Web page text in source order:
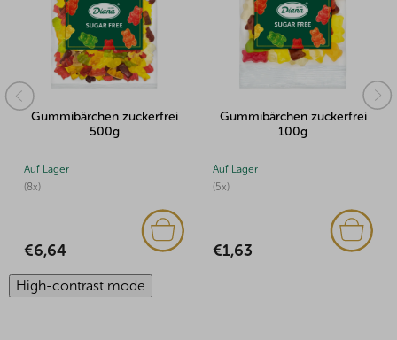
Gummibärchen zuckerfrei
500g
(8x)
Auf Lager
€6,64
Gummibärchen zuckerfrei
100g
(5x)
Auf Lager
€1,63
High-contrast mode